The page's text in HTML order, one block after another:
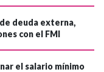
deuda externa,
con el FMI
el salario mínimo